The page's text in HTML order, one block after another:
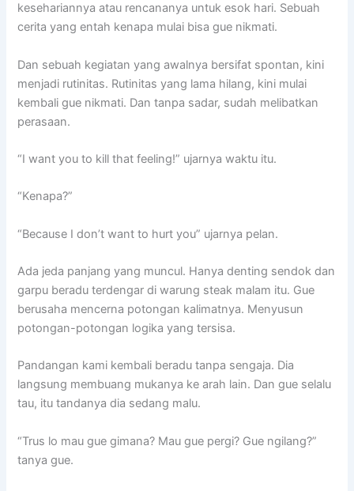
kesehariannya atau rencananya untuk esok hari. Sebuah
cerita yang entah kenapa mulai bisa gue nikmati.
Dan sebuah kegiatan yang awalnya bersifat spontan, kini
menjadi rutinitas. Rutinitas yang lama hilang, kini mulai
kembali gue nikmati. Dan tanpa sadar, sudah melibatkan
perasaan.
“I want you to kill that feeling!” ujarnya waktu itu.
“Kenapa?”
“Because I don’t want to hurt you” ujarnya pelan.
Ada jeda panjang yang muncul. Hanya denting sendok dan
garpu beradu terdengar di warung steak malam itu. Gue
berusaha mencerna potongan kalimatnya. Menyusun
potongan-potongan logika yang tersisa.
Pandangan kami kembali beradu tanpa sengaja. Dia
langsung membuang mukanya ke arah lain. Dan gue selalu
tau, itu tandanya dia sedang malu.
“Trus lo mau gue gimana? Mau gue pergi? Gue ngilang?”
tanya gue.